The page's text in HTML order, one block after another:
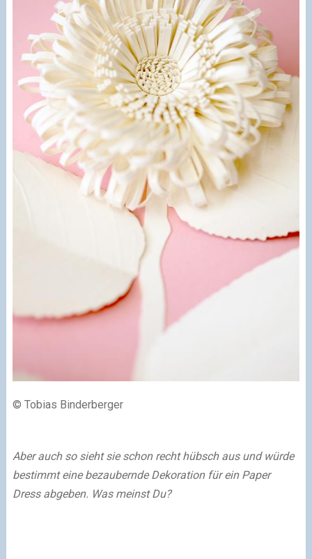
© Tobias Binderberger
Aber auch so sieht sie schon recht hübsch aus und würde
bestimmt eine bezaubernde Dekoration für ein Paper
Dress abgeben. Was meinst Du?